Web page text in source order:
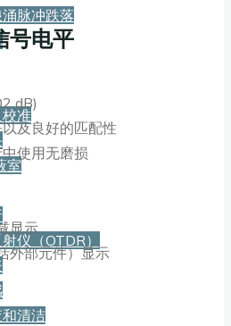
脉冲跌落
准
室
仪（OTDR）
清洁
号电平
dB)
及良好的匹配性
使用无磨损
显示
外部元件）显示